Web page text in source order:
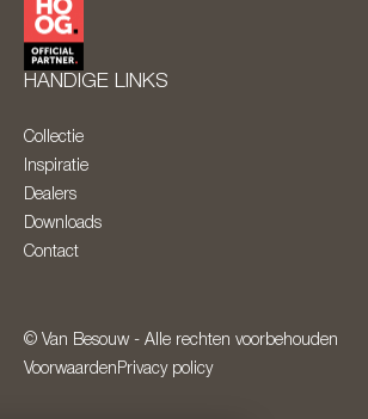
HANDIGE LINKS
Collectie
Inspiratie
Dealers
Downloads
Contact
© Van Besouw - Alle rechten voorbehouden
Voorwaarden Privacy policy